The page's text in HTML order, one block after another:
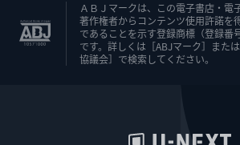
ＡＢＪマークは、この電子書店・電
著作権者からコンテンツ使用許諾を
であることを示す登録商標（登録番
です。詳しくは［ABJマーク］また
協議会］で検索してください。